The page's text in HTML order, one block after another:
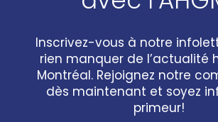
Inscrivez-vous à notre
rien manquer de l’actualité
Montréal. Rejoignez notre
dès maintenant et soyez
primeur!